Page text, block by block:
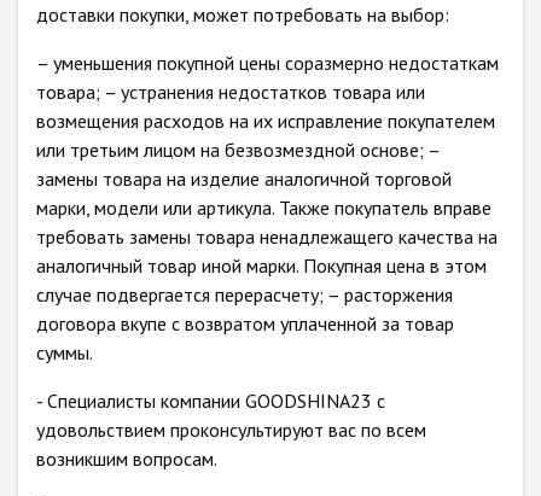
доставки покупки, может потребовать на выбор:
– уменьшения покупной цены соразмерно недостаткам
товара; – устранения недостатков товара или
возмещения расходов на их исправление покупателем
или третьим лицом на безвозмездной основе; –
замены товара на изделие аналогичной торговой
марки, модели или артикула. Также покупатель вправе
требовать замены товара ненадлежащего качества на
аналогичный товар иной марки. Покупная цена в этом
случае подвергается перерасчету; – расторжения
договора вкупе с возвратом уплаченной за товар
суммы.
- Специалисты компании GOODSHINA23 с
удовольствием проконсультируют вас по всем
возникшим вопросам.